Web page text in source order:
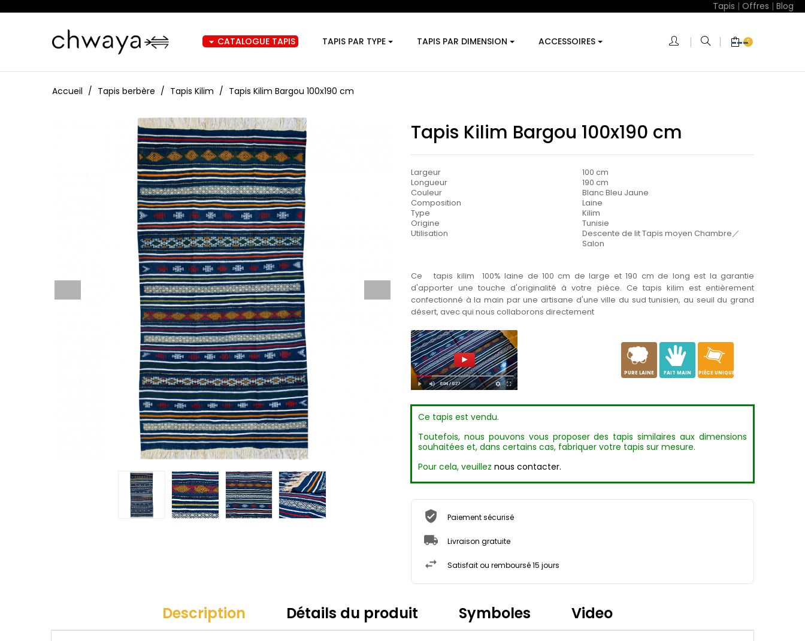
Tapis | Offres | Blog
arrow_drop_down CATALOGUE TAPIS TAPIS PAR TYPE TAPIS PAR DIMENSION ACCESSOIRES 0
Accueil Tapis berbère Tapis Kilim Tapis Kilim Bargou 100x190 cm
Tapis Kilim Bargou 100x190 cm
Largeur
100 cm
Longueur
190 cm
Couleur
Blanc Bleu Jaune
Composition
Laine
Type
Kilim
Origine
Tunisie
Utilisation
Descente de lit Tapis moyen Chambre／
Salon
Ce tapis kilim 100% laine de 100 cm de large et 190 cm de long est la garantie
d'apporter une touche d'originalité à votre pièce. Ce tapis kilim est entièrement
confectionné à la main par une artisane d'une ville du sud tunisien, au seuil du grand
désert, avec qui nous collaborons directement
a
PURE LAINE
c
FAIT MAIN
h
PIÈCE UNIQUE
Ce tapis est vendu.
Toutefois, nous pouvons vous proposer des tapis similaires aux dimensions
souhaitées et, dans certains cas, fabriquer votre tapis sur mesure.
Pour cela, veuillez nous contacter.
Paiement sécurisé
Livraison gratuite
Satisfait ou remboursé 15 jours
Description Détails du produit Symboles Video